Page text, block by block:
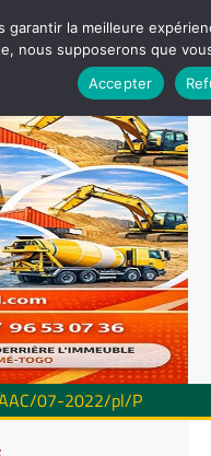
07-2022/pl/P
garantir la meilleure
nous supposerons que
Accepter